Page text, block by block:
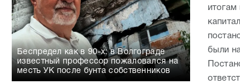
Беспредел как в 90-х: в Волгограде
известный профессор пожаловался на
месть УК после бунта собственников
были